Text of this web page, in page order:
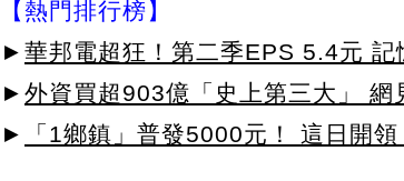
【熱門排行榜】
► 華邦電超狂！第二季EPS 5.4元
► 外資買超903億「史上第三大」 網
►
「1鄉鎮」普發5000元！ 這日開